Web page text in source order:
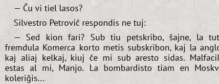
— Ĉu vi tiel lasos?
Silvestro Petroviĉ respondis ne tuj:
— Sed kion fari? Sub tiu petskribo, ŝajne, la
fremdula Komerca korto metis subskribon, kaj la
kaj aliaj kelkaj, kiuj ĉe mi sub aresto sidas.
estas al mi, Manjo. La bombardisto tiam en
koleriĝis...